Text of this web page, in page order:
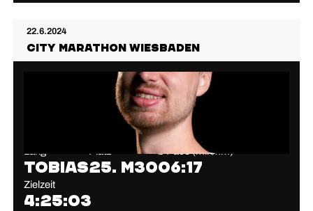
22.6.2024
City Marathon Wiesbaden
Tobias25. M30
⌀ Pace (min/km)
06:17
Zielzeit
4:25:03